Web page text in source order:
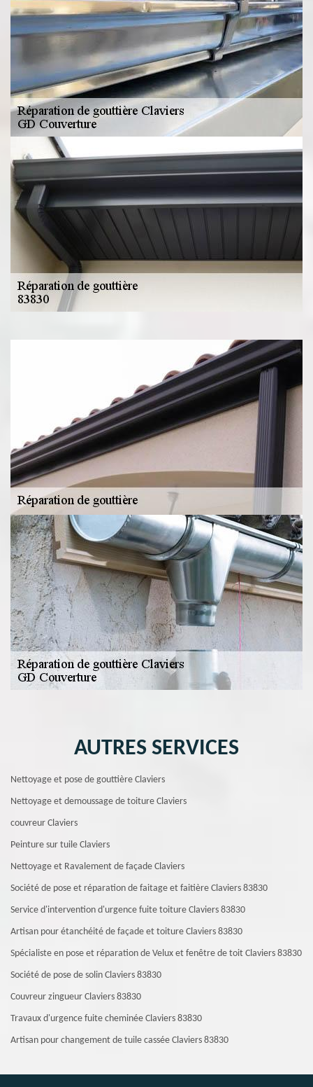
AUTRES SERVICES
Nettoyage et pose de gouttière Claviers
Nettoyage et demoussage de toiture Claviers
couvreur Claviers
Peinture sur tuile Claviers
Nettoyage et Ravalement de façade Claviers
Société de pose et réparation de faitage et faitière Claviers 83830
Service d'intervention d'urgence fuite toiture Claviers 83830
Artisan pour étanchéité de façade et toiture Claviers 83830
Spécialiste en pose et réparation de Velux et fenêtre de toit Claviers 83830
Société de pose de solin Claviers 83830
Couvreur zingueur Claviers 83830
Travaux d'urgence fuite cheminée Claviers 83830
Artisan pour changement de tuile cassée Claviers 83830